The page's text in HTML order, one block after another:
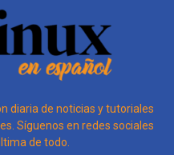
diaria de noticias y tutoriales
Síguenos en redes sociales
de todo.